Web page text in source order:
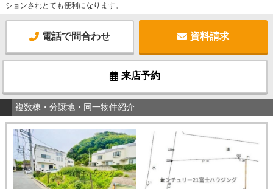
ションされとても便利になります。
電話で問合わせ 資料請求
来店予約
複数棟・分譲地・同一物件紹介